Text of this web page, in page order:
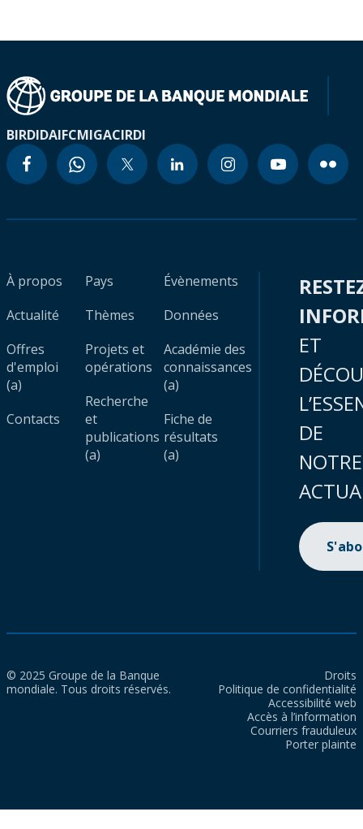
BIRDIDAIFCMIGACIRDI
À propos
Actualité
Offres
d'emploi
(a)
Contacts
Pays
Thèmes
Projets et
opérations
Recherche
et
publications
(a)
Évènements
Données
Académie des
connaissances
(a)
Fiche de
résultats
(a)
ET
DE
NOTRE
© 2025 Groupe de la Banque
mondiale. Tous droits réservés.
Droits
Politique de confidentialité
Accessibilité web
Accès à l’information
Courriers frauduleux
Porter plainte